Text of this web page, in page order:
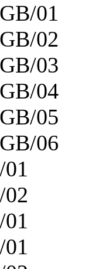
01
02
03
04
05
06